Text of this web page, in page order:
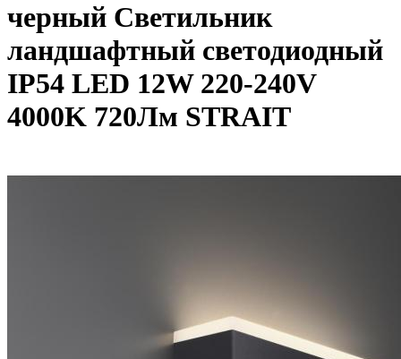
черный Светильник
ландшафтный светодиодный
IP54 LED 12W 220-240V
4000K 720Лм STRAIT